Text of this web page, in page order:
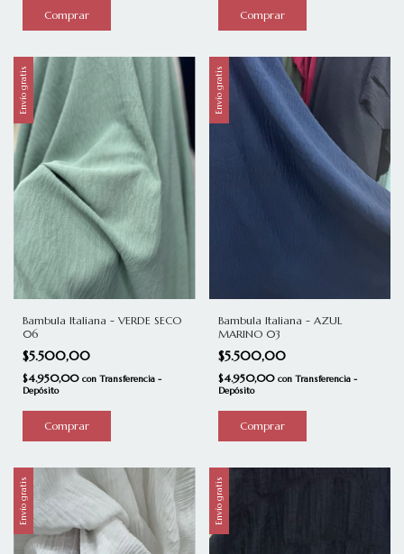
Envío gratis
Bambula Italiana - VERDE SECO
06
$5.500,00
$4.950,00 con Transferencia -
Depósito
Envío gratis
Bambula Italiana - AZUL
MARINO 03
$5.500,00
$4.950,00 con Transferencia -
Depósito
Envío gratis Envío gratis